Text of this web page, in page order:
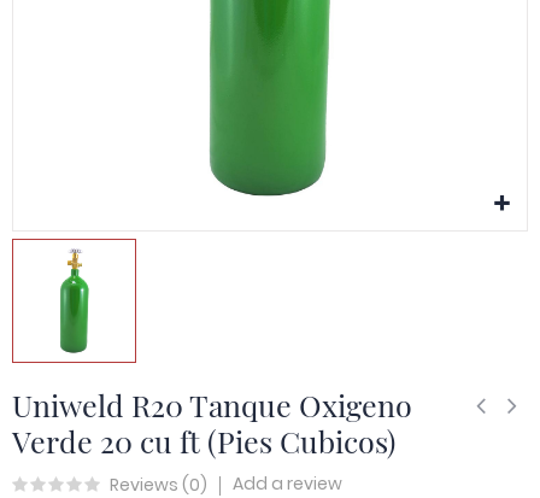
Uniweld R20 Tanque Oxigeno
Verde 20 cu ft (Pies Cubicos)
Reviews (0) Add a review